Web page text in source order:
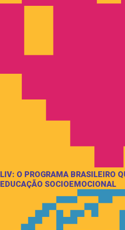
LIV: O PROGRAMA BRASILEIRO
EDUCAÇÃO SOCIOEMOCIONAL